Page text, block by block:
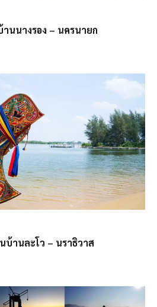
นนางรอง – นครนายก
านละโว – นราธิวาส